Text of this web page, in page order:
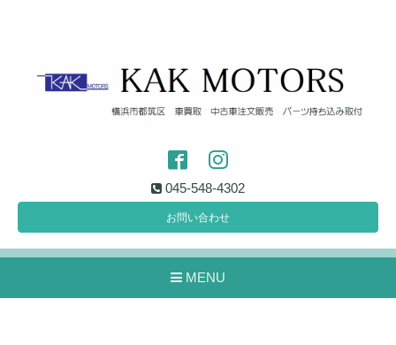
045-548-4302
お問い合わせ
MENU